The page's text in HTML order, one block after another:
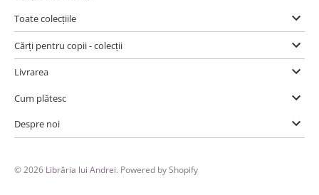
Toate colecțiile
Cărți pentru copii - colecții
Livrarea
Cum plătesc
Despre noi
© 2026 Librăria lui Andrei. Powered by Shopify